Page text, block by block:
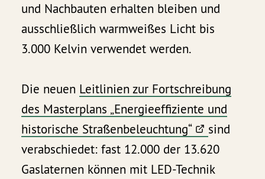
und Nachbauten erhalten bleiben und
ausschließlich warmweißes Licht bis
3.000 Kelvin verwendet werden.
Die neuen Leitlinien zur Fortschreibung
des Masterplans „Energieeffiziente und
historische Straßenbeleuchtung“
sind
verabschiedet: fast 12.000 der 13.620
Gaslaternen können mit LED-Technik